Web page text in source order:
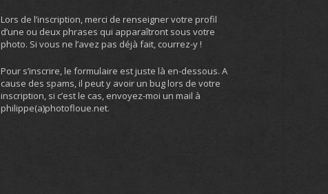
Lors de l’inscription, merci de renseigner votre profil
d’une ou deux phrases qui apparaîtront sous votre
photo. Si vous ne l’avez pas déjà fait, courrez-y !
Pour s’inscrire, le formulaire est juste là en-dessous. A
cause des spams, il peut y avoir un bug lors de votre
inscription, si c’est le cas, envoyez-moi un mail à
philippe(a)photofloue.net.